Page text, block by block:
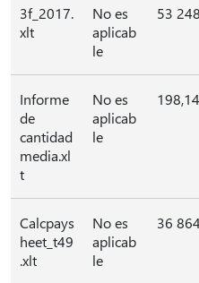
3f_2017.
xlt
No es
aplicab
le
53 248
Informe
de
cantidad
media.xl
t
No es
aplicab
le
Calcpays
heet_t49
.xlt
No es
aplicab
le
36 864